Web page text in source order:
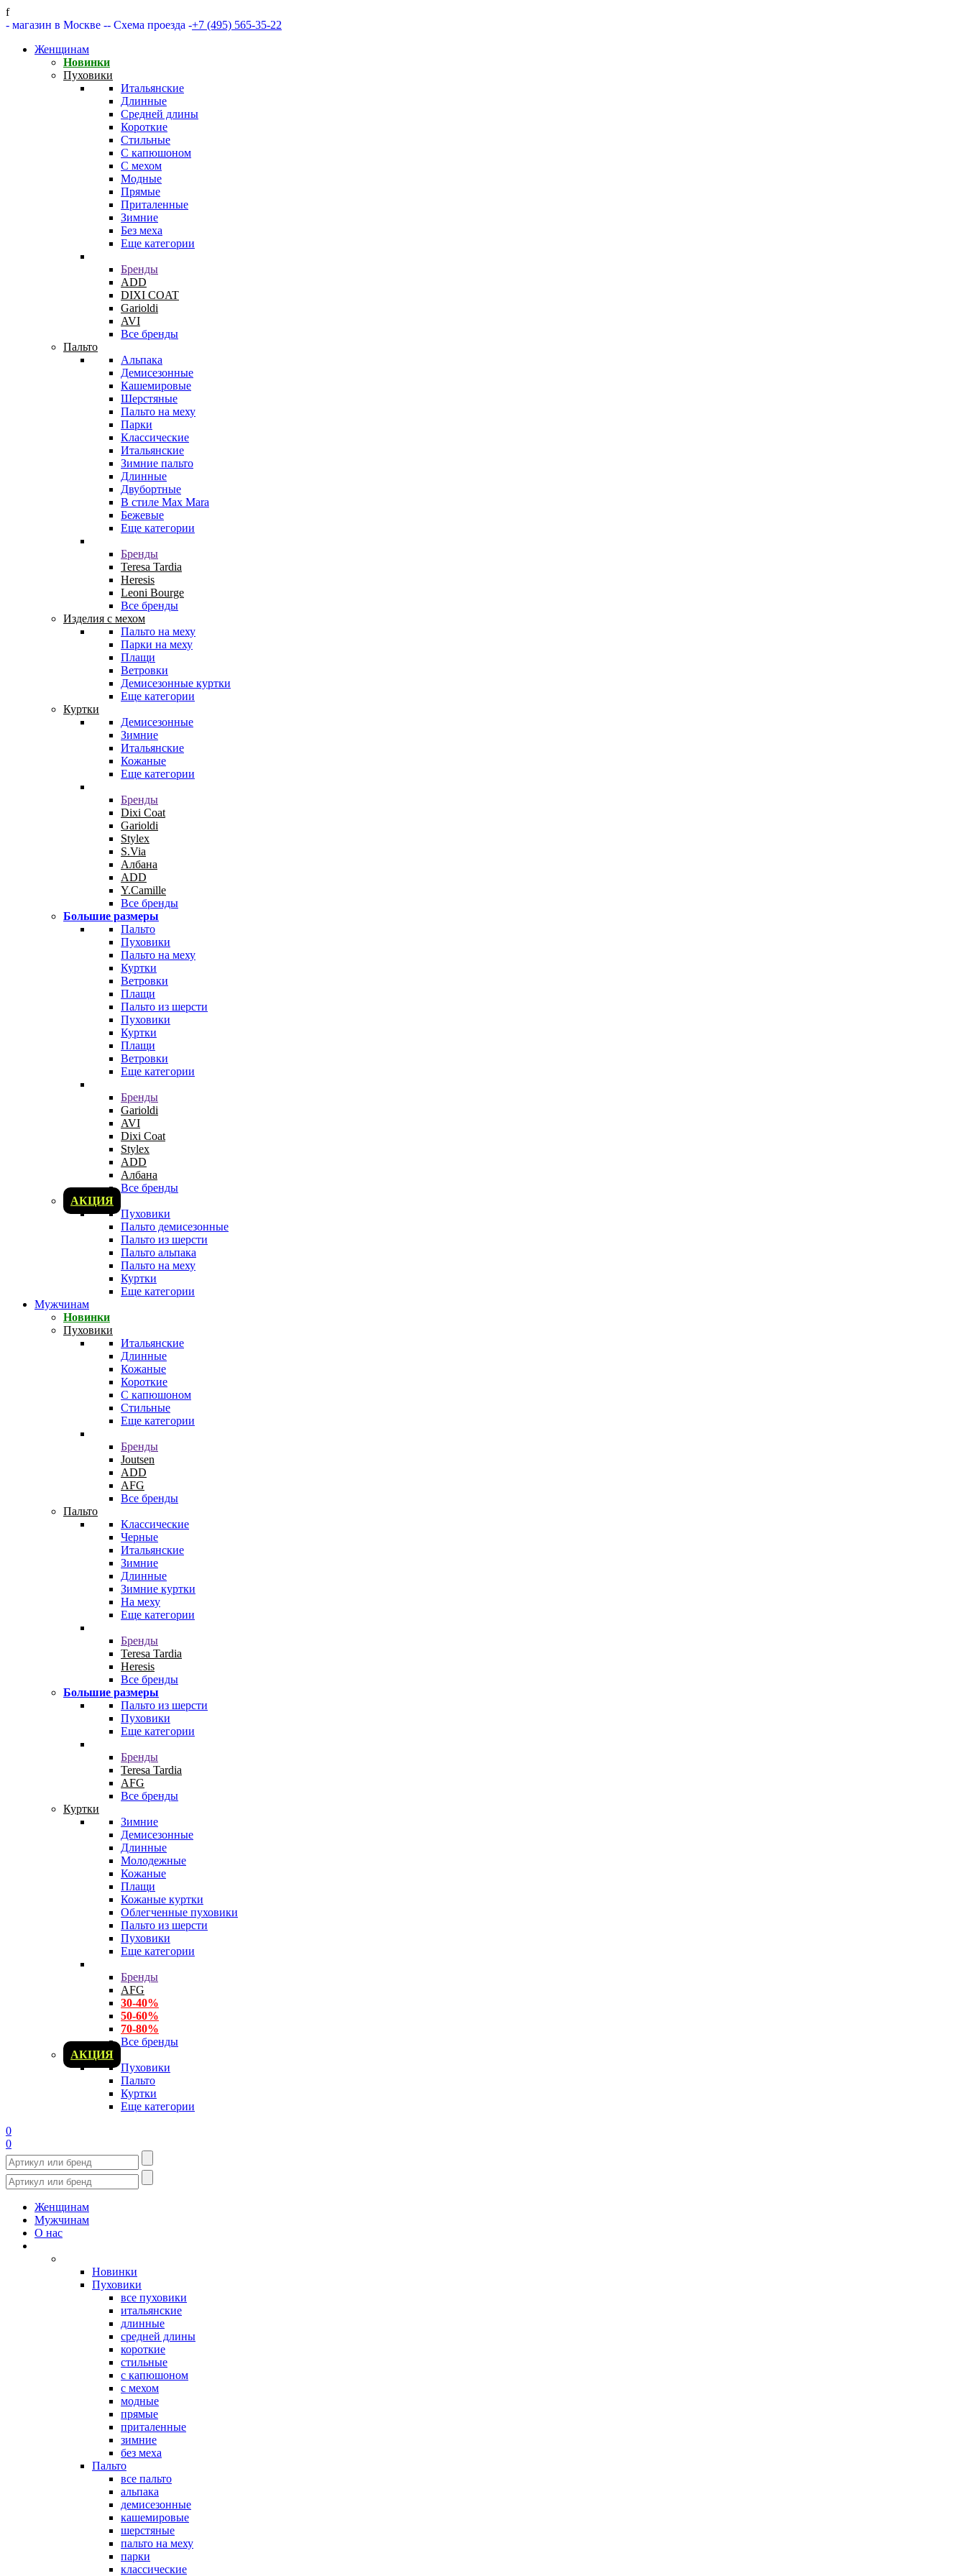
f
- магазин в Москве -- Схема проезда -+7 (495) 565-35-22
Женщинам
Новинки
Пуховики
Итальянские
Длинные
Средней длины
Короткие
Стильные
С капюшоном
С мехом
Модные
Прямые
Приталенные
Зимние
Без меха
Еще категории
Бренды
ADD
DIXI COAT
Garioldi
AVI
Все бренды
Пальто
Альпака
Демисезонные
Кашемировые
Шерстяные
Пальто на меху
Парки
Классические
Итальянские
Зимние пальто
Длинные
Двубортные
В стиле Max Mara
Бежевые
Еще категории
Бренды
Teresa Tardia
Heresis
Leoni Bourge
Все бренды
Изделия с мехом
Пальто на меху
Парки на меху
Плащи
Ветровки
Демисезонные куртки
Еще категории
Куртки
Демисезонные
Зимние
Итальянские
Кожаные
Еще категории
Бренды
Dixi Coat
Garioldi
Stylex
S.Via
Албана
ADD
Y.Camille
Все бренды
Большие размеры
Пальто
Пуховики
Пальто на меху
Куртки
Ветровки
Плащи
Пальто из шерсти
Пуховики
Куртки
Плащи
Ветровки
Еще категории
Бренды
Garioldi
AVI
Dixi Coat
Stylex
ADD
Албана
Все бренды
АКЦИЯ
Пуховики
Пальто демисезонные
Пальто из шерсти
Пальто альпака
Пальто на меху
Куртки
Еще категории
Мужчинам
Новинки
Пуховики
Итальянские
Длинные
Кожаные
Короткие
С капюшоном
Стильные
Еще категории
Бренды
Joutsen
ADD
AFG
Все бренды
Пальто
Классические
Черные
Итальянские
Зимние
Длинные
Зимние куртки
На меху
Еще категории
Бренды
Teresa Tardia
Heresis
Все бренды
Большие размеры
Пальто из шерсти
Пуховики
Еще категории
Бренды
Teresa Tardia
AFG
Все бренды
Куртки
Зимние
Демисезонные
Длинные
Молодежные
Кожаные
Плащи
Кожаные куртки
Облегченные пуховики
Пальто из шерсти
Пуховики
Еще категории
Бренды
AFG
30-40%
50-60%
70-80%
Все бренды
АКЦИЯ
Пуховики
Пальто
Куртки
Еще категории
0
0
Женщинам
Мужчинам
О нас
Новинки
Пуховики
все пуховики
итальянские
длинные
средней длины
короткие
стильные
с капюшоном
с мехом
модные
прямые
приталенные
зимние
без меха
Пальто
все пальто
альпака
демисезонные
кашемировые
шерстяные
пальто на меху
парки
классические